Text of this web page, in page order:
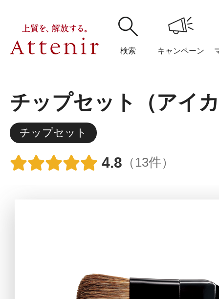
検索 キャンペーン
購入履歴 閲覧履
アテニア
チップセット（アイ
チップセット
4.8 （13件）